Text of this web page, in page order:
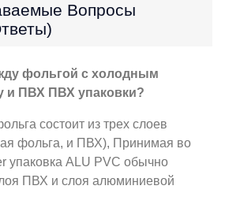
Вопросы
фольгой с холодным
и ПВХ ПВХ упаковки?
состоит из трех слоев
фольга, и ПВХ), Принимая во
упаковка ALU PVC обычно
ПВХ и слоя алюминиевой